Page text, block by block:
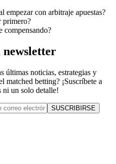
empezar con arbitraje apuestas?
primero?
compensando?
newsletter
últimas noticias, estrategias y
matched betting? ¡Suscríbete a
ni un solo detalle!
SUSCRIBIRSE